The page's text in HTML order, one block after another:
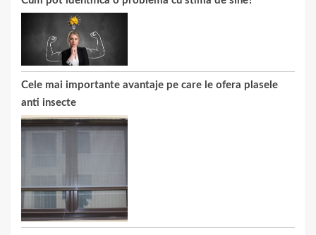
Cele mai importante avantaje pe care le ofera plasele
anti insecte